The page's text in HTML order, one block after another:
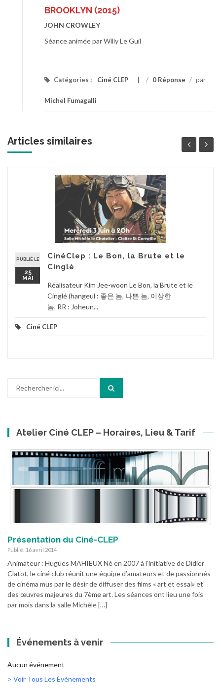
BROOKLYN (2015)
JOHN CROWLEY
Séance animée par Willy Le Guil
Catégories : Ciné CLEP / 0 Réponse / par
Michel Fumagalli
Articles similaires
PUBLIÉ LE
25
MAI
CinéClep : Le Bon, la Brute et le
Cinglé
Réalisateur Kim Jee-woon Le Bon, la Brute et le
Cinglé (hangeul : 좋은 놈, 나쁜 놈, 이상한
놈, RR : Joheun...
Ciné CLEP
Atelier Ciné CLEP – Horaires, Lieu & Tarif
Présentation du Ciné-CLEP
Publié: 16 avril 2014
Animateur : Hugues MAHIEUX Né en 2007 à l’initiative de Didier
Clatot, le ciné club réunit une équipe d’amateurs et de passionnés
de cinéma mus par le désir de diffuser des films « art et essai» et
des œuvres majeures du 7ème art. Les séances ont lieu une fois
par mois dans la salle Michèle […]
Événements à venir
Aucun événement
> Voir Tous Les Événements